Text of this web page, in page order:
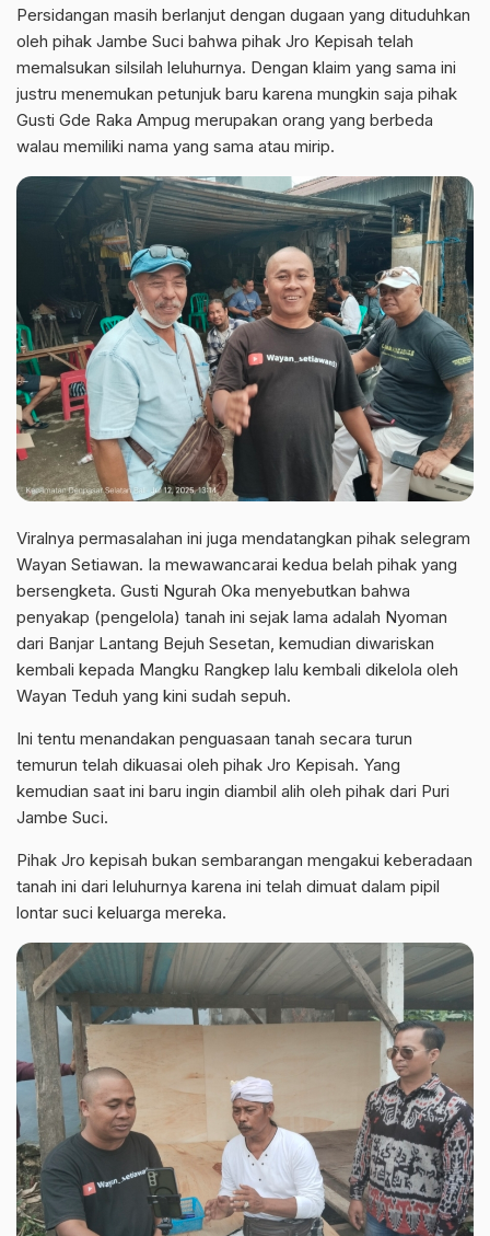
Persidangan masih berlanjut dengan dugaan yang dituduhkan
oleh pihak Jambe Suci bahwa pihak Jro Kepisah telah
memalsukan silsilah leluhurnya. Dengan klaim yang sama ini
justru menemukan petunjuk baru karena mungkin saja pihak
Gusti Gde Raka Ampug merupakan orang yang berbeda
walau memiliki nama yang sama atau mirip.
Viralnya permasalahan ini juga mendatangkan pihak selegram
Wayan Setiawan. Ia mewawancarai kedua belah pihak yang
bersengketa. Gusti Ngurah Oka menyebutkan bahwa
penyakap (pengelola) tanah ini sejak lama adalah Nyoman
dari Banjar Lantang Bejuh Sesetan, kemudian diwariskan
kembali kepada Mangku Rangkep lalu kembali dikelola oleh
Wayan Teduh yang kini sudah sepuh.
Ini tentu menandakan penguasaan tanah secara turun
temurun telah dikuasai oleh pihak Jro Kepisah. Yang
kemudian saat ini baru ingin diambil alih oleh pihak dari Puri
Jambe Suci.
Pihak Jro kepisah bukan sembarangan mengakui keberadaan
tanah ini dari leluhurnya karena ini telah dimuat dalam pipil
lontar suci keluarga mereka.